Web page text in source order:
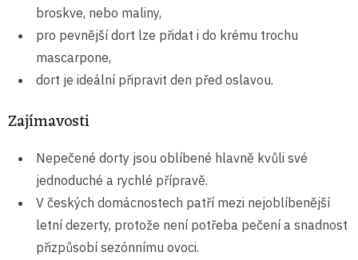
broskve, nebo maliny,
pro pevnější dort lze přidat i do krému trochu
mascarpone,
dort je ideální připravit den před oslavou.
Zajímavosti
Nepečené dorty jsou oblíbené hlavně kvůli své
jednoduché a rychlé přípravě.
V českých domácnostech patří mezi nejoblíbenější
letní dezerty, protože není potřeba pečení a snadnost
přizpůsobí sezónnímu ovoci.